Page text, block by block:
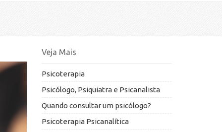
Veja Mais
Psicoterapia
Psicólogo, Psiquiatra e Psicanalista
Quando consultar um psicólogo?
Psicoterapia Psicanalítica